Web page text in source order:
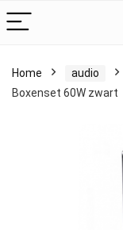
Home audio
Boxenset 60W zwart